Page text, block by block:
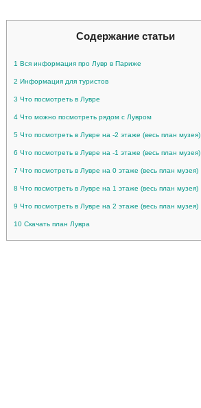
Содержание статьи
1 Вся информация про Лувр в Париже
2 Информация для туристов
3 Что посмотреть в Лувре
4 Что можно посмотреть рядом с Лувром
5 Что посмотреть в Лувре на -2 этаже (весь план музея)
6 Что посмотреть в Лувре на -1 этаже (весь план музея)
7 Что посмотреть в Лувре на 0 этаже (весь план музея)
8 Что посмотреть в Лувре на 1 этаже (весь план музея)
9 Что посмотреть в Лувре на 2 этаже (весь план музея)
10 Скачать план Лувра